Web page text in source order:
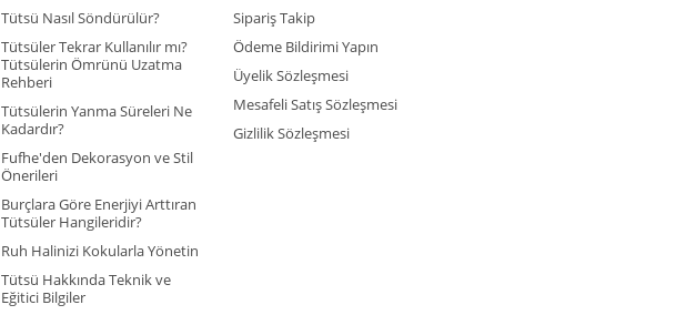
Tütsü Nasıl Söndürülür?
Tütsüler Tekrar Kullanılır mı?
Tütsülerin Ömrünü Uzatma
Rehberi
Tütsülerin Yanma Süreleri Ne
Kadardır?
Fufhe'den Dekorasyon ve Stil
Önerileri
Burçlara Göre Enerjiyi Arttıran
Tütsüler Hangileridir?
Ruh Halinizi Kokularla Yönetin
Tütsü Hakkında Teknik ve
Eğitici Bilgiler
Sipariş Takip
Ödeme Bildirimi Yapın
Üyelik Sözleşmesi
Mesafeli Satış Sözleşmesi
Gizlilik Sözleşmesi